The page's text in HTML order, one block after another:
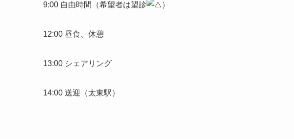
9:00 自由時間（希望者は望診 ）
12:00 昼食、休憩
13:00 シェアリング
14:00 送迎（太東駅）